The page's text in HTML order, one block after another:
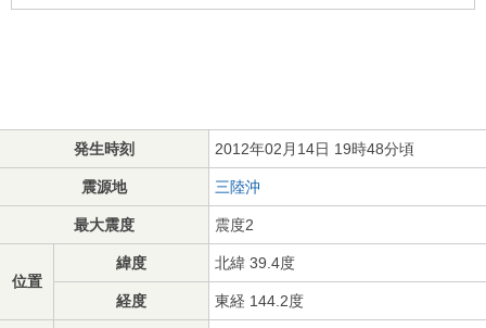
発生時刻 2012年02月14日 19時48分頃
震源地 三陸沖
最大震度 震度2
位置
緯度 北緯 39.4度
経度 東経 144.2度